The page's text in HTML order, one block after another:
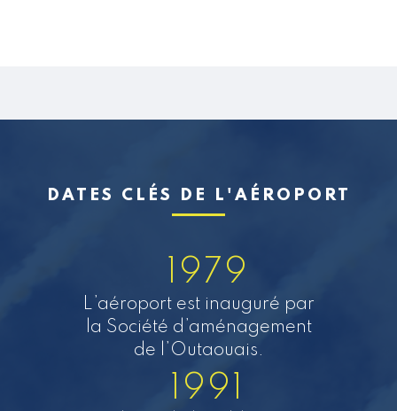
DATES CLÉS DE L'AÉROPORT
1979
L’aéroport est inauguré par
la Société d’aménagement
de l’Outaouais.
1991